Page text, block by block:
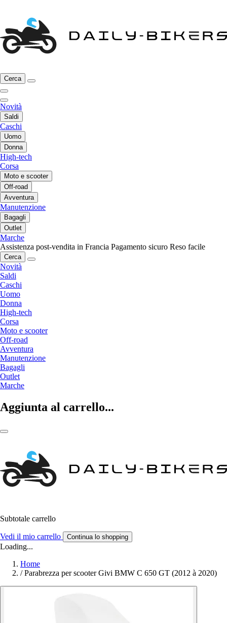
Cerca
Novità
Saldi
Caschi
Uomo
Donna
High-tech
Corsa
Moto e scooter
Off-road
Avventura
Manutenzione
Bagagli
Outlet
Marche
Assistenza post-vendita in Francia Pagamento sicuro Reso facile
Cerca
Novità
Saldi
Caschi
Uomo
Donna
High-tech
Corsa
Moto e scooter
Off-road
Avventura
Manutenzione
Bagagli
Outlet
Marche
Aggiunta al carrello...
Subtotale carrello
Vedi il mio carrello Continua lo shopping
Loading...
Home
/ Parabrezza per scooter Givi BMW C 650 GT (2012 à 2020)